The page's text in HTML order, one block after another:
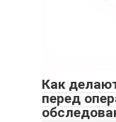
Как
перед